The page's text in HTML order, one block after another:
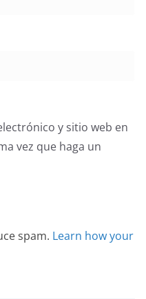
y sitio web en
vez que haga un
spam. Learn how your